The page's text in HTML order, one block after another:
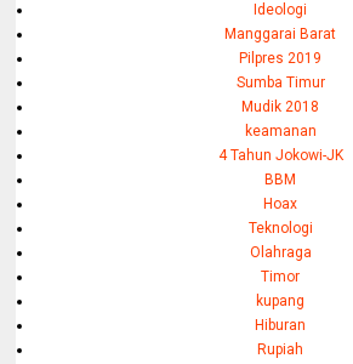
Ideologi
Manggarai Barat
Pilpres 2019
Sumba Timur
Mudik 2018
keamanan
4 Tahun Jokowi-JK
BBM
Hoax
Teknologi
Olahraga
Timor
kupang
Hiburan
Rupiah